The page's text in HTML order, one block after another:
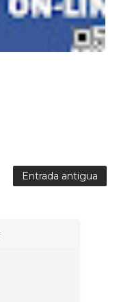
Entrada antigua